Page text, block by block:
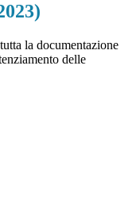
la documentazione
delle